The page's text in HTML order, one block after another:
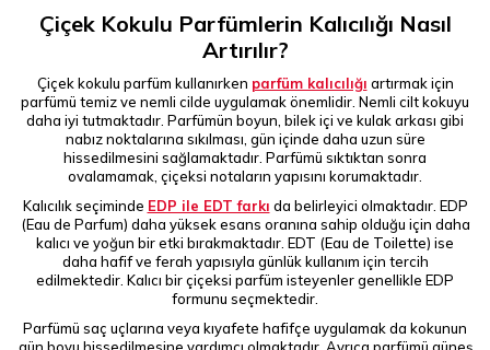
Çiçek Kokulu Parfümlerin Kalıcılığı Nasıl
Artırılır?
Çiçek kokulu parfüm kullanırken parfüm kalıcılığı artırmak için
parfümü temiz ve nemli cilde uygulamak önemlidir. Nemli cilt kokuyu
daha iyi tutmaktadır. Parfümün boyun, bilek içi ve kulak arkası gibi
nabız noktalarına sıkılması, gün içinde daha uzun süre
hissedilmesini sağlamaktadır. Parfümü sıktıktan sonra
ovalamamak, çiçeksi notaların yapısını korumaktadır.
Kalıcılık seçiminde EDP ile EDT farkı da belirleyici olmaktadır. EDP
(Eau de Parfum) daha yüksek esans oranına sahip olduğu için daha
kalıcı ve yoğun bir etki bırakmaktadır. EDT (Eau de Toilette) ise
daha hafif ve ferah yapısıyla günlük kullanım için tercih
edilmektedir. Kalıcı bir çiçeksi parfüm isteyenler genellikle EDP
formunu seçmektedir.
Parfümü saç uçlarına veya kıyafete hafifçe uygulamak da kokunun